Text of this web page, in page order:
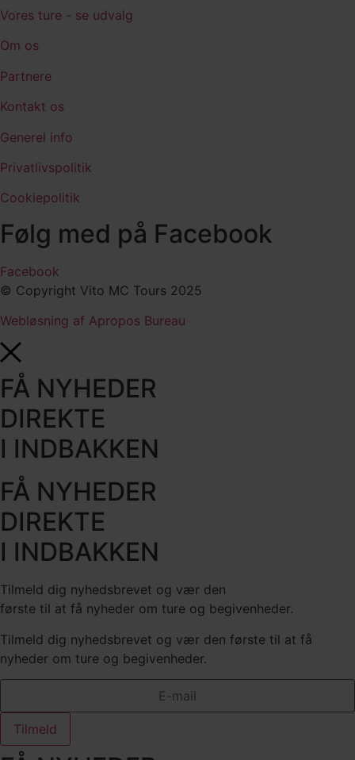
Vores ture - se udvalg
Om os
Partnere
Kontakt os
Generel info
Privatlivspolitik
Cookiepolitik
Følg med på Facebook
Facebook
© Copyright Vito MC Tours 2025
Webløsning af Apropos Bureau
FÅ NYHEDER
DIREKTE
I INDBAKKEN
FÅ NYHEDER
DIREKTE
I INDBAKKEN
Tilmeld dig nyhedsbrevet og vær den
første til at få nyheder om ture og begivenheder.
Tilmeld dig nyhedsbrevet og vær den første til at få
nyheder om ture og begivenheder.
Tilmeld